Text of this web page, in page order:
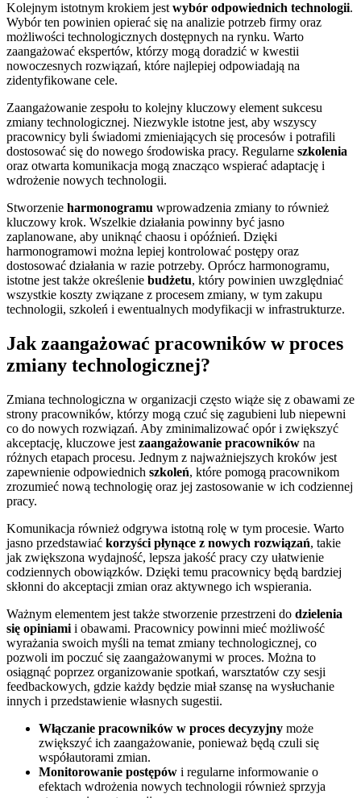
Kolejnym istotnym krokiem jest wybór odpowiednich technologii.
Wybór ten powinien opierać się na analizie potrzeb firmy oraz
możliwości technologicznych dostępnych na rynku. Warto
zaangażować ekspertów, którzy mogą doradzić w kwestii
nowoczesnych rozwiązań, które najlepiej odpowiadają na
zidentyfikowane cele.
Zaangażowanie zespołu to kolejny kluczowy element sukcesu
zmiany technologicznej. Niezwykle istotne jest, aby wszyscy
pracownicy byli świadomi zmieniających się procesów i potrafili
dostosować się do nowego środowiska pracy. Regularne szkolenia
oraz otwarta komunikacja mogą znacząco wspierać adaptację i
wdrożenie nowych technologii.
Stworzenie harmonogramu wprowadzenia zmiany to również
kluczowy krok. Wszelkie działania powinny być jasno
zaplanowane, aby uniknąć chaosu i opóźnień. Dzięki
harmonogramowi można lepiej kontrolować postępy oraz
dostosować działania w razie potrzeby. Oprócz harmonogramu,
istotne jest także określenie budżetu, który powinien uwzględniać
wszystkie koszty związane z procesem zmiany, w tym zakupu
technologii, szkoleń i ewentualnych modyfikacji w infrastrukturze.
Jak zaangażować pracowników w proces
zmiany technologicznej?
Zmiana technologiczna w organizacji często wiąże się z obawami ze
strony pracowników, którzy mogą czuć się zagubieni lub niepewni
co do nowych rozwiązań. Aby zminimalizować opór i zwiększyć
akceptację, kluczowe jest zaangażowanie pracowników na
różnych etapach procesu. Jednym z najważniejszych kroków jest
zapewnienie odpowiednich szkoleń, które pomogą pracownikom
zrozumieć nową technologię oraz jej zastosowanie w ich codziennej
pracy.
Komunikacja również odgrywa istotną rolę w tym procesie. Warto
jasno przedstawiać korzyści płynące z nowych rozwiązań, takie
jak zwiększona wydajność, lepsza jakość pracy czy ułatwienie
codziennych obowiązków. Dzięki temu pracownicy będą bardziej
skłonni do akceptacji zmian oraz aktywnego ich wspierania.
Ważnym elementem jest także stworzenie przestrzeni do dzielenia
się opiniami i obawami. Pracownicy powinni mieć możliwość
wyrażania swoich myśli na temat zmiany technologicznej, co
pozwoli im poczuć się zaangażowanymi w proces. Można to
osiągnąć poprzez organizowanie spotkań, warsztatów czy sesji
feedbackowych, gdzie każdy będzie miał szansę na wysłuchanie
innych i przedstawienie własnych sugestii.
Włączanie pracowników w proces decyzyjny może
zwiększyć ich zaangażowanie, ponieważ będą czuli się
współautorami zmian.
Monitorowanie postępów i regularne informowanie o
efektach wdrożenia nowych technologii również sprzyja